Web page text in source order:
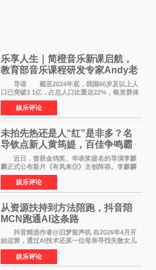
乐享人生｜简橙音乐新课启航，
教育部音乐课程研发专家Andy老
师重磅入驻领航银龄琴声
导语 截至2024年底，我国60岁及以上人
口已突破3 1亿，占总人口比重达22%，银发群体
的精神文化需求日益凸显。2024年1月，国务院办
公厅印发《关于发展银发经济增进老年人福祉的
意见》——这是
娱乐评论
未拍先热还是人“红”是非多？名
导钦点新人黄筠媞，百佳争鸣霸
气回应
近日，曾获金鸡奖、华表奖提名的导演李麒
麟正式公布新片《有凤来仪》主创阵容。李麒麟
早年凭电影《华容道》获得金鸡奖、华表奖提
名，此后长期参与国内外电影制作，其担任制片
人参与的作品亦曾
娱乐评论
从资源扶持到方法陪跑，抖音陪
MCN跑通AI这条路
抖音精选作者@旧梦留声机 自2026年4月开
始运营，通过AI技术还原一位母亲寻找失散女儿
的故事，凭借强情感表达获得大量用户关注，发
布仅21小时便获得超1亿曝光、超1000万互动。
此后，账号持续沿
娱乐评论